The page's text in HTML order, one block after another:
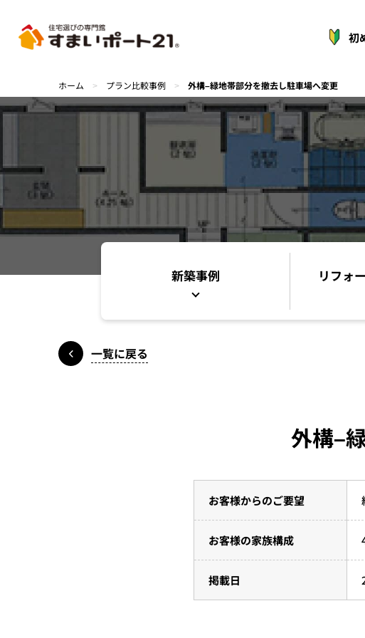
初
ホーム > プラン比較事例 > 外構–緑地帯部分を撤去し駐車場へ変更
新築事例 リフォ
一覧に戻る
外構–
お客様からのご要望
お客様の家族構成
掲載日